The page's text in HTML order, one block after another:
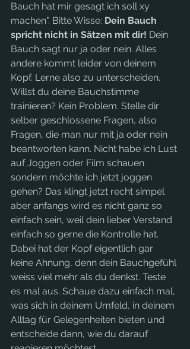
Bauch hat mir gesagt ich soll xy
machen". Bitte Wisse: Dein Bauch
spricht nicht in Sätzen mit dir! Dein
Bauch sagt nur ja oder nein. Alles
andere kommt leider von deinem
Kopf. Lerne also zu unterscheiden.
Willst du deine Bauchstimme
trainieren? Kein Problem. Stelle dir
selber geschlossene Fragen, also
Fragen, die man nur mit ja oder nein
beantworten kann. Nicht habe ich Lust
auf Joggen oder Film schauen
sondern möchte ich jetzt joggen
gehen? Das klingt jetzt recht simpel
aber anfangs wird es nicht ganz so
einfach sein, weil dein lieber Verstand
einfach so gerne die Kontrolle hat.
Dabei hat der Kopf eigentlich gar
keine Ahnung, denn dein Bauchgefühl
weiss viel mehr als du denkst. Teste
es mal aus. Schaue dazu einfach mal,
was sich in deinem Umfeld, in deinem
Alltag für Gelegenheiten bieten und
entscheide dann, wie du darauf